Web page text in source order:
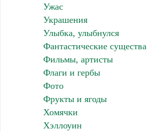
Ужас
Украшения
Улыбка, улыбнулся
Фантастические существа
Фильмы, артисты
Флаги и гербы
Фото
Фрукты и ягоды
Хомячки
Хэллоуин